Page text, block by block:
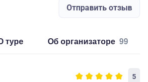
Отправить отзыв
о туре об организаторе 99
5